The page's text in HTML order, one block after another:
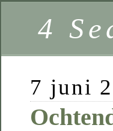
4
7 juni